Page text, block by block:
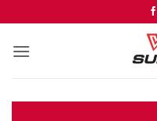
naar
inhoud